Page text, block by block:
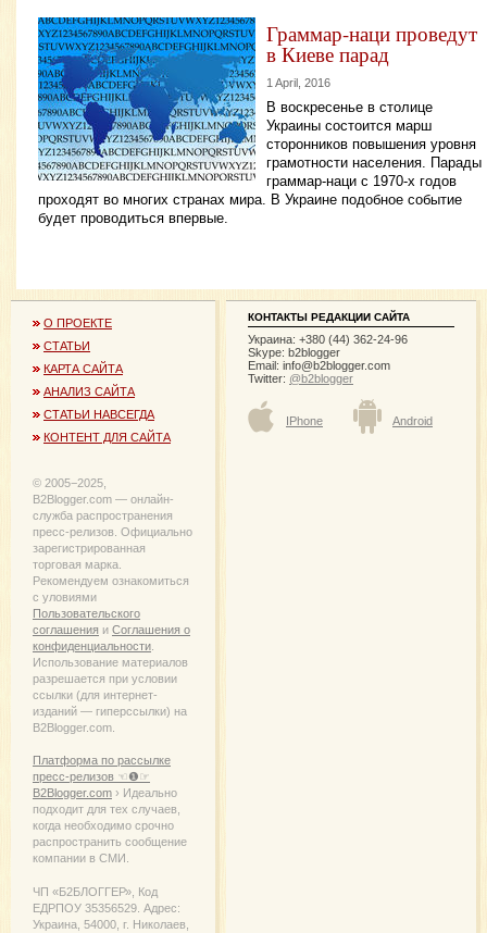
Граммар-наци проведут
в Киеве парад
1 April, 2016
В воскресенье в столице
Украины состоится марш
сторонников повышения уровня
грамотности населения. Парады
граммар-наци с 1970-х годов
проходят во многих странах мира. В Украине подобное событие
будет проводиться впервые.
О ПРОЕКТЕ
СТАТЬИ
КАРТА САЙТА
АНАЛИЗ САЙТА
СТАТЬИ НАВСЕГДА
КОНТЕНТ ДЛЯ САЙТА
© 2005−2025,
B2Blogger.com — онлайн-
служба распространения
пресс-релизов. Официально
зарегистрированная
торговая марка.
Рекомендуем ознакомиться
с уловиями
Пользовательского
соглашения и Соглашения о
конфиденциальности
Использование материалов
разрешается при условии
ссылки (для интернет-
изданий — гиперссылки) на
B2Blogger.com.
Платформа по рассылке
пресс-релизов ☜❶☞
B2Blogger.com › Идеально
подходит для тех случаев,
когда необходимо срочно
распространить сообщение
компании в СМИ.
ЧП «Б2БЛОГГЕР», Код
ЕДРПОУ 35356529. Адрес:
Украина, 54000, г. Николаев,
КОНТАКТЫ РЕДАКЦИИ САЙТА
Украина: +380 (44) 362-24-96
Skype: b2blogger
Email: info@b2blogger.com
Twitter: @b2blogger
IPhone Android